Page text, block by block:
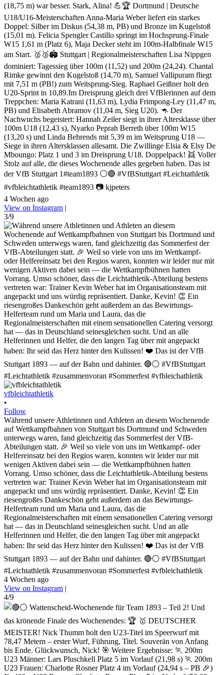
(18,75 m) war besser. Stark, Alina! 💪🏆 Dortmund | Deutsche
U18/U16-Meisterschaften Anna-Maria Weber liefert ein starkes
Doppel: Silber im Diskus (54,38 m, PB) und Bronze im Kugelstoß
(15,01 m). Felicia Spengler Castillo springt im Hochsprung-Finale
W15 1,61 m (Platz 6), Maja Decker steht im 100m-Halbfinale W15
am Start. 🥈🥉🏟️ Stuttgart | Regionalmeisterschaften Lisa Nippgen
dominiert: Tagessieg über 100m (11,52) und 200m (24,24). Chantal
Rimke gewinnt den Kugelstoß (14,70 m), Samuel Vallipuram fliegt
mit 7,51 m (PB!) zum Weitsprung-Sieg. Raphael Geißner holt den
U20-Sprint in 10,89.Im Dreisprung gleich drei VfBlerinnen auf dem
Treppchen: Maria Katrani (11,63 m), Lydia Frimpong-Ley (11,47 m,
PB) und Elisabeth Abramov (11,04 m, Sieg U20). 🦘 Der
Nachwuchs begeistert: Hannah Zeiler siegt in ihrer Altersklasse über
100m U18 (12,43 s), Nyarko Peprah Berreth über 100m W15
(13,20 s) und Linda Behrends mit 5,39 m im Weitsprung U18 —
Siege in ihren Altersklassen allesamt. Die Zwillinge Elsia & Elsy De
Mboungo: Platz 1 und 3 im Dreisprung U18. Doppelpack! 👯 Voller
Stolz auf alle, die dieses Wochenende alles gegeben haben. Das ist
der VfB Stuttgart 1#team1893 ⚪🔴 #VfBStuttgart #Leichtathletik
#vfbleichtathletik #team1893 📷 kjpeters
4 Wochen ago
View on Instagram |
3/9
vfbleichtathletik
•
Follow
Während unsere Athletinnen und Athleten an diesem Wochenende
auf Wettkampfbahnen von Stuttgart bis Dortmund und Schweden
unterwegs waren, fand gleichzeitig das Sommerfest der VfB-
Abteilungen statt. 🎉 Weil so viele von uns im Wettkampf- oder
Helfereinsatz bei den Regios waren, konnten wir leider nur mit
wenigen Aktiven dabei sein — die Wettkampfbühnen hatten
Vorrang. Umso schöner, dass die Leichtathletik-Abteilung bestens
vertreten war: Trainer Kevin Weber hat im Organisationsteam mit
angepackt und uns würdig repräsentiert. Danke, Kevin! 👏 Ein
riesengroßes Dankeschön geht außerdem an das Bewirtungs-
Helferteam rund um Maria und Laura, das die
Regionalmeisterschaften mit einem sensationellen Catering versorgt
hat — das in Deutschland seinesgleichen sucht. Und an alle
Helferinnen und Helfer, die den langen Tag über mit angepackt
haben: Ihr seid das Herz hinter den Kulissen! ❤️ Das ist der VfB
Stuttgart 1893 — auf der Bahn und dahinter. 🔴⚪ #VfBStuttgart
#Leichtathletik #zusammenvoran #Sommerfest #vfbleichathletik
4 Wochen ago
View on Instagram |
4/9